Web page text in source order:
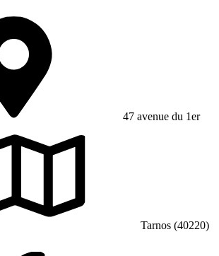
47 avenue du 1er
Tarnos (40220)